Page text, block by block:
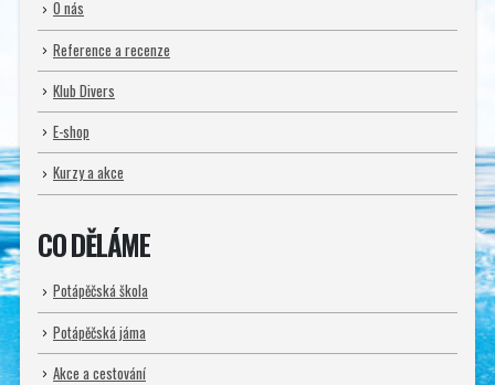
O nás
Reference a recenze
Klub Divers
E-shop
Kurzy a akce
CO DĚLÁME
Potápěčská škola
Potápěčská jáma
Akce a cestování